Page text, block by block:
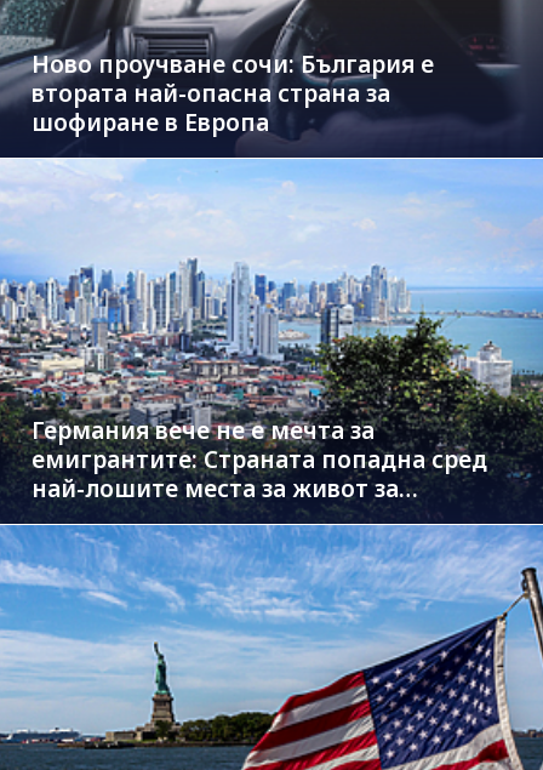
Ново проучване сочи: България е
втората най-опасна страна за
шофиране в Европа
Германия вече не е мечта за
емигрантите: Страната попадна сред
най-лошите места за живот за
чужденци